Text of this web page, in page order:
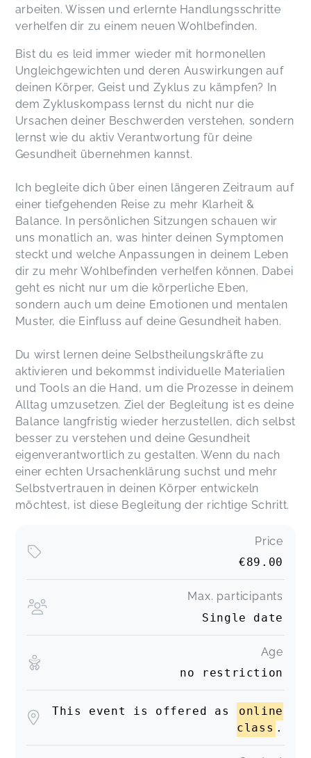
arbeiten. Wissen und erlernte Handlungsschritte
verhelfen dir zu einem neuen Wohlbefinden.
Bist du es leid immer wieder mit hormonellen
Ungleichgewichten und deren Auswirkungen auf
deinen Körper, Geist und Zyklus zu kämpfen? In
dem Zykluskompass lernst du nicht nur die
Ursachen deiner Beschwerden verstehen, sondern
lernst wie du aktiv Verantwortung für deine
Gesundheit übernehmen kannst.
Ich begleite dich über einen längeren Zeitraum auf
einer tiefgehenden Reise zu mehr Klarheit &
Balance. In persönlichen Sitzungen schauen wir
uns monatlich an, was hinter deinen Symptomen
steckt und welche Anpassungen in deinem Leben
dir zu mehr Wohlbefinden verhelfen können. Dabei
geht es nicht nur um die körperliche Eben,
sondern auch um deine Emotionen und mentalen
Muster, die Einfluss auf deine Gesundheit haben.
Du wirst lernen deine Selbstheilungskräfte zu
aktivieren und bekommst individuelle Materialien
und Tools an die Hand, um die Prozesse in deinem
Alltag umzusetzen. Ziel der Begleitung ist es deine
Balance langfristig wieder herzustellen, dich selbst
besser zu verstehen und deine Gesundheit
eigenverantwortlich zu gestalten. Wenn du nach
einer echten Ursachenklärung suchst und mehr
Selbstvertrauen in deinen Körper entwickeln
möchtest, ist diese Begleitung der richtige Schritt.
Price
€89.00
Max. participants
Single date
Age
no restriction
This event is offered as
online
class .